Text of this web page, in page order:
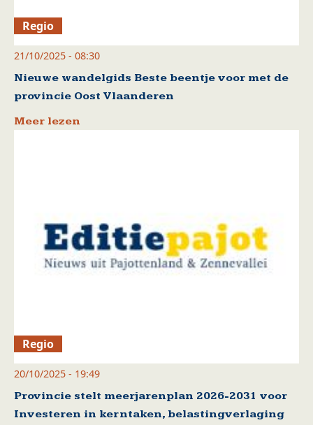
Regio
21/10/2025 - 08:30
Nieuwe wandelgids Beste beentje voor met de
provincie Oost Vlaanderen
Meer lezen
Regio
20/10/2025 - 19:49
Provincie stelt meerjarenplan 2026-2031 voor
Investeren in kerntaken, belastingverlaging